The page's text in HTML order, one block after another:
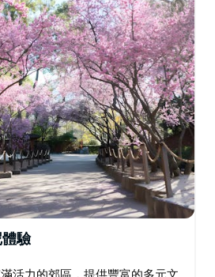
驗
活力的郊區，提供豐富的多元文